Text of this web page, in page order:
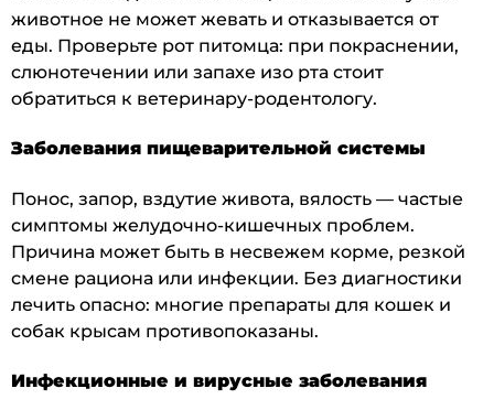
животное не может жевать и отказывается от
еды. Проверьте рот питомца: при покраснении,
слюнотечении или запахе изо рта стоит
обратиться к ветеринару-родентологу.
Заболевания пищеварительной системы
Понос, запор, вздутие живота, вялость — частые
симптомы желудочно-кишечных проблем.
Причина может быть в несвежем корме, резкой
смене рациона или инфекции. Без диагностики
лечить опасно: многие препараты для кошек и
собак крысам противопоказаны.
Инфекционные и вирусные заболевания